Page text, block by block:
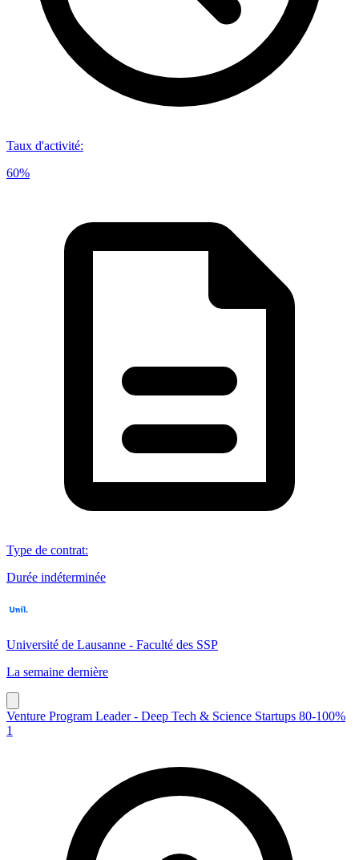
Taux d'activité:
60%
Type de contrat:
Durée indéterminée
Université de Lausanne - Faculté des SSP
La semaine dernière
Venture Program Leader - Deep Tech & Science Startups 80-100%
1